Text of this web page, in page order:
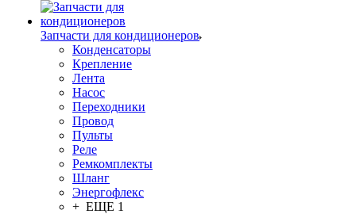
Запчасти для кондиционеров
Конденсаторы
Крепление
Лента
Насос
Переходники
Провод
Пульты
Реле
Ремкомплекты
Шланг
Энергофлекс
+ ЕЩЕ 1